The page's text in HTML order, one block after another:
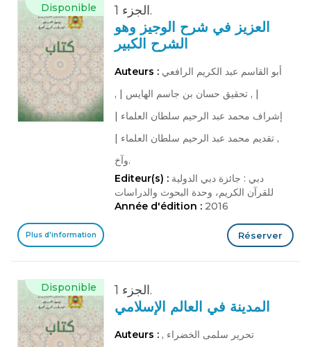
Disponible الجزء 1.
العزيز في شرح الوجيز وهو
الشرح الكبير
Auteurs : أبو القاسم عبد الكريم الرافعي
| , تحقيق حسان بن جاسم الهايس |
,
إشراف محمد عبد الرحيم سلطان العلماء |
, تقديم محمد عبد الرحيم سلطان العلماء |
وآخ.
Editeur(s) : دبي : جائزة دبي الدولية
للقرآن الكريم، وحدة البحوث والدراسات
Année d'édition : 2016
Plus d'information Réserver
Disponible الجزء 1.
المدينة في العالم الإسلامي
Auteurs : , تحرير سلمى الخضراء